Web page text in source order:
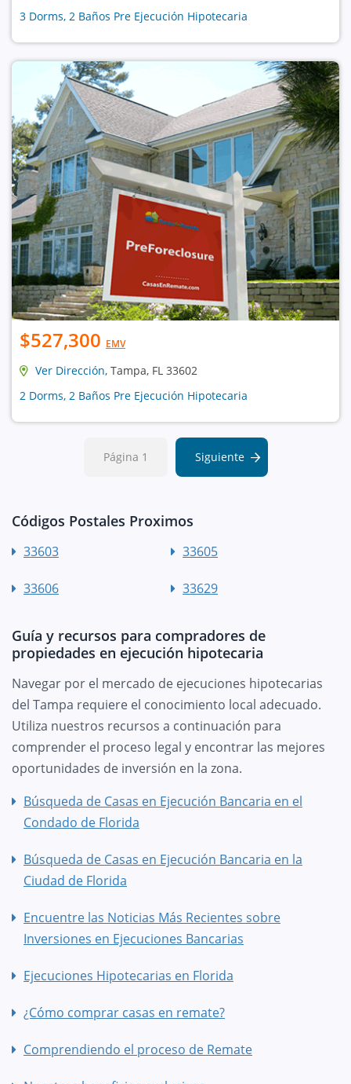
3 Dorms, 2 Baños Pre Ejecución Hipotecaria
$527,300 EMV
Ver Dirección, Tampa, FL 33602
2 Dorms, 2 Baños Pre Ejecución Hipotecaria
Página 1 Siguiente
Códigos Postales Proximos
33603 33605
33606 33629
Guía y recursos para compradores de
propiedades en ejecución hipotecaria
Navegar por el mercado de ejecuciones hipotecarias
del Tampa requiere el conocimiento local adecuado.
Utiliza nuestros recursos a continuación para
comprender el proceso legal y encontrar las mejores
oportunidades de inversión en la zona.
Búsqueda de Casas en Ejecución Bancaria en el
Condado de Florida
Búsqueda de Casas en Ejecución Bancaria en la
Ciudad de Florida
Encuentre las Noticias Más Recientes sobre
Inversiones en Ejecuciones Bancarias
Ejecuciones Hipotecarias en Florida
¿Cómo comprar casas en remate?
Comprendiendo el proceso de Remate